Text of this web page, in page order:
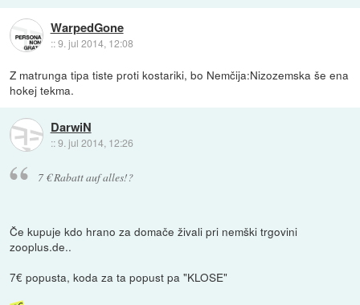
WarpedGone
::9. jul 2014, 12:08
Z matrunga tipa tiste proti kostariki, bo Nemčija:Nizozemska še ena
hokej tekma.
DarwiN
::9. jul 2014, 12:26
7 € Rabatt auf alles!?
Če kupuje kdo hrano za domače živali pri nemški trgovini
zooplus.de..
7€ popusta, koda za ta popust pa "KLOSE"